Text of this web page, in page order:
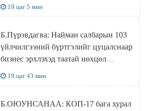
19 цаг 5 мин
Б.Пүрэвдагва: Найман салбарын 103
үйлчилгээний бүртгэлийг цуцалснаар
бизнес эрхлэхэд таатай нөхцөл
19 цаг 43 мин
Б.ОЮУНСАНАА: КОП-17 бага хурал